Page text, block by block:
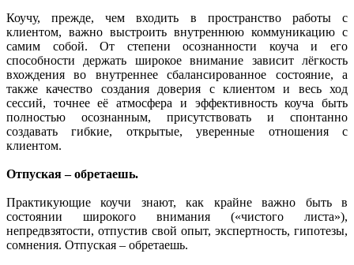
Коучу, прежде, чем входить в пространство работы с
клиентом, важно выстроить внутреннюю коммуникацию с
самим собой. От степени осознанности коуча и его
способности держать широкое внимание зависит лёгкость
вхождения во внутреннее сбалансированное состояние, а
также качество создания доверия с клиентом и весь ход
сессий, точнее её атмосфера и эффективность коуча быть
полностью осознанным, присутствовать и спонтанно
создавать гибкие, открытые, уверенные отношения с
клиентом.
Отпуская – обретаешь.
Практикующие коучи знают, как крайне важно быть в
состоянии широкого внимания («чистого листа»),
непредвзятости, отпустив свой опыт, экспертность, гипотезы,
сомнения. Отпуская – обретаешь.